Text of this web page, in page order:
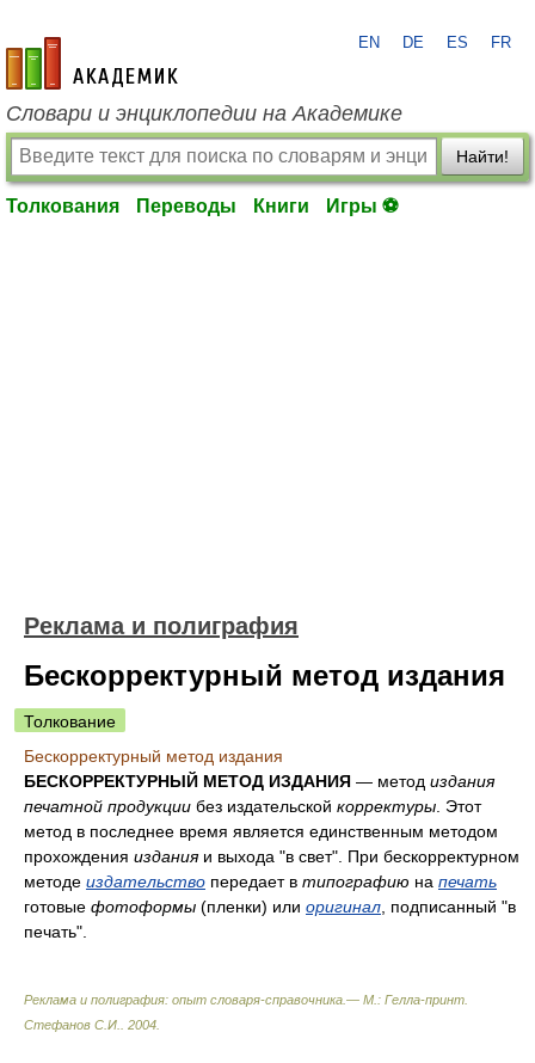
academic.ru
EN DE ES FR
Словари и энциклопедии на Академике
Найти!
Толкования Переводы Книги Игры ⚽
Реклама и полиграфия
Бескорректурный метод издания
Толкование
Бескорректурный метод издания
БЕСКОРРЕКТУРНЫЙ МЕТОД ИЗДАНИЯ — метод издания
печатной продукции без издательской корректуры . Этот
метод в последнее время является единственным методом
прохождения изданияи выхода "в свет". При бескорректурном
методе издательство передает в типографию на печать
готовые фотоформы (пленки) или оригинал , подписанный "в
печать".
Реклама и полиграфия: опыт словаря-справочника.— М.: Гелла-принт
Стефанов С.И.
2004